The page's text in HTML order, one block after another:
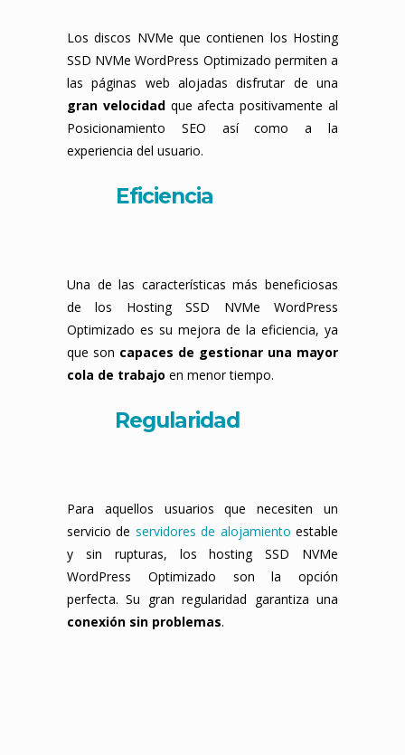
Los discos NVMe que contienen los Hosting
SSD NVMe WordPress Optimizado permiten a
las páginas web alojadas disfrutar de una
gran velocidadque afecta positivamente al
Posicionamiento SEO así como a la
experiencia del usuario.
Eficiencia
Una de las características más beneficiosas
de los Hosting SSD NVMe WordPress
Optimizado es su mejora de la eficiencia, ya
que son capaces de gestionar una mayor
cola de trabajo en menor tiempo.
Regularidad
Para aquellos usuarios que necesiten un
servicio de servidores de alojamiento estable
y sin rupturas, los hosting SSD NVMe
WordPress Optimizado son la opción
perfecta. Su gran regularidad garantiza una
conexión sin problemas.